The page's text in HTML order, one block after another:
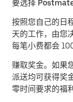
要选择
按照您自己的日
天的工作，由您
每笔小费都会
赚取奖金。 如果
派送均可获得奖
零时间要求的福利